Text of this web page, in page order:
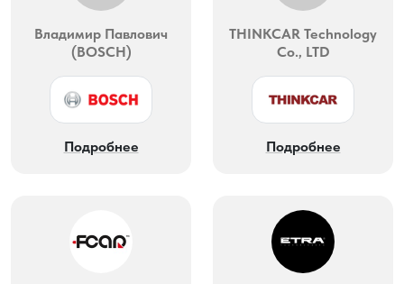
Владимир Павлович
(BOSCH)
Подробнее
THINKCAR Technology
Co., LTD
Подробнее